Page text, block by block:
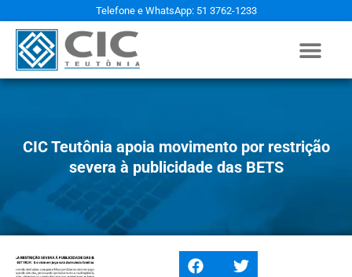
Telefone e WhatsApp: 51 3762-1233
CIC Teutônia apoia movimento por restrição
severa à publicidade das BETS